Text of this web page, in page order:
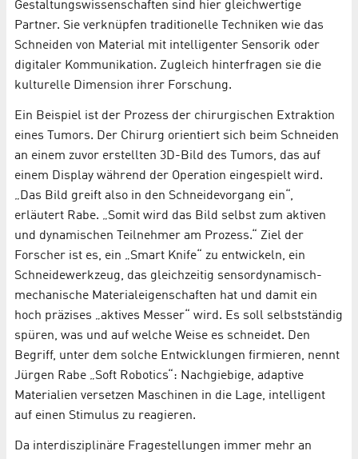
Gestaltungswissenschaften sind hier gleichwertige
Partner. Sie verknüpfen traditionelle Techniken wie das
Schneiden von Material mit intelligenter Sensorik oder
digitaler Kommunikation. Zugleich hinterfragen sie die
kulturelle Dimension ihrer Forschung.
Ein Beispiel ist der Prozess der chirurgischen Extraktion
eines Tumors. Der Chirurg orientiert sich beim Schneiden
an einem zuvor erstellten 3D-Bild des Tumors, das auf
einem Display während der Operation eingespielt wird.
„Das Bild greift also in den Schneidevorgang ein“,
erläutert Rabe. „Somit wird das Bild selbst zum aktiven
und dynamischen Teilnehmer am Prozess.“ Ziel der
Forscher ist es, ein „Smart Knife“ zu entwickeln, ein
Schneidewerkzeug, das gleichzeitig sensordynamisch-
mechanische Materialeigenschaften hat und damit ein
hoch präzises „aktives Messer“ wird. Es soll selbstständig
spüren, was und auf welche Weise es schneidet. Den
Begriff, unter dem solche Entwicklungen firmieren, nennt
Jürgen Rabe „Soft Robotics“: Nachgiebige, adaptive
Materialien versetzen Maschinen in die Lage, intelligent
auf einen Stimulus zu reagieren.
Da interdisziplinäre Fragestellungen immer mehr an